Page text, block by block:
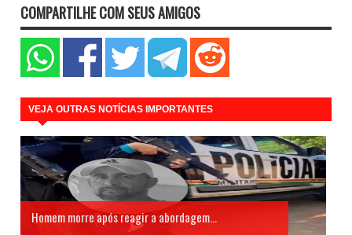
COMPARTILHE COM SEUS AMIGOS
VEJA OUTRAS NOTÍCIAS IMPORTANTES
Homem morre após reagir a abordagem...